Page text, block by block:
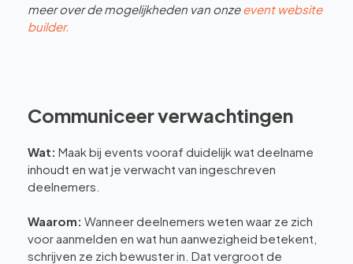
meer over de mogelijkheden van onzeevent website
builder.
Communiceer verwachtingen
Wat: Maak bij events vooraf duidelijk wat deelname
inhoudt en wat je verwacht van ingeschreven
deelnemers.
Waarom: Wanneer deelnemers weten waar ze zich
voor aanmelden en wat hun aanwezigheid betekent,
schrijven ze zich bewuster in. Dat vergroot de